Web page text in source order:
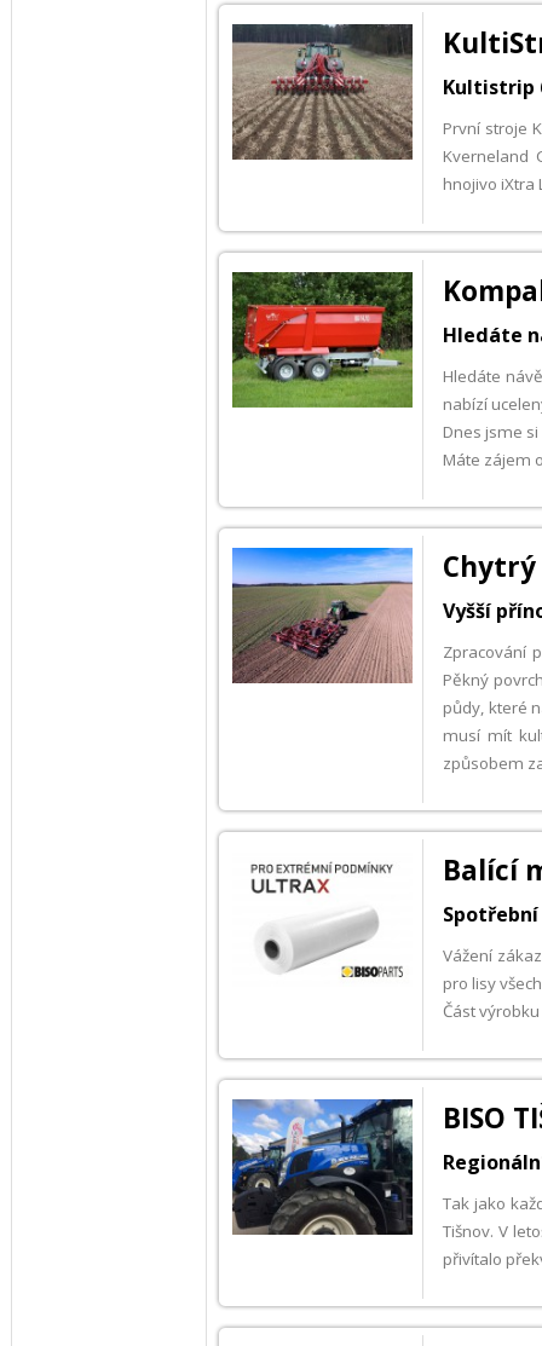
Kultistrip
První stroje
Kverneland
hnojivo iXtra
Hledáte
Hledáte
nabízí
Dnes jsme
Máte zájem
Vyšší
Zpracování
Pěkný
půdy, které
musí mít
způsobem
Balící
Vážení
pro lisy
Část
BISO
Tak jako
Tišnov. V
přivítalo